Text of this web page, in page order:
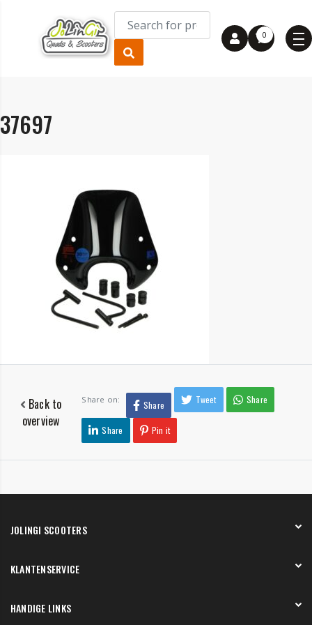
0
37697
Back to
overview
Share on: Share Tweet Share
Share Pin it
JOLINGI SCOOTERS
Onze showroom
KLANTENSERVICE
Verzending en bezorging
HANDIGE LINKS